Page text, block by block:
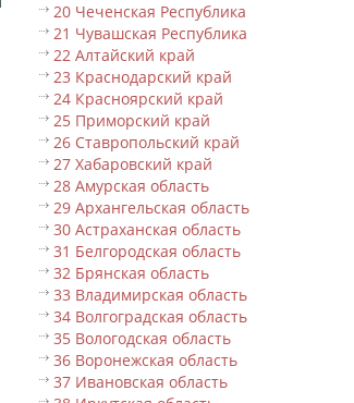
20 Чеченская Республика
21 Чувашская Республика
22 Алтайский край
23 Краснодарский край
24 Красноярский край
25 Приморский край
26 Ставропольский край
27 Хабаровский край
28 Амурская область
29 Архангельская область
30 Астраханская область
31 Белгородская область
32 Брянская область
33 Владимирская область
34 Волгоградская область
35 Вологодская область
36 Воронежская область
37 Ивановская область